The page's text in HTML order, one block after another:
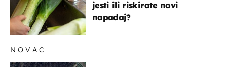
jesti ili riskirate novi
napadaj?
NOVAC